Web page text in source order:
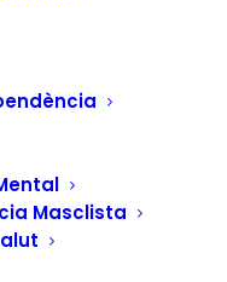
Masclista